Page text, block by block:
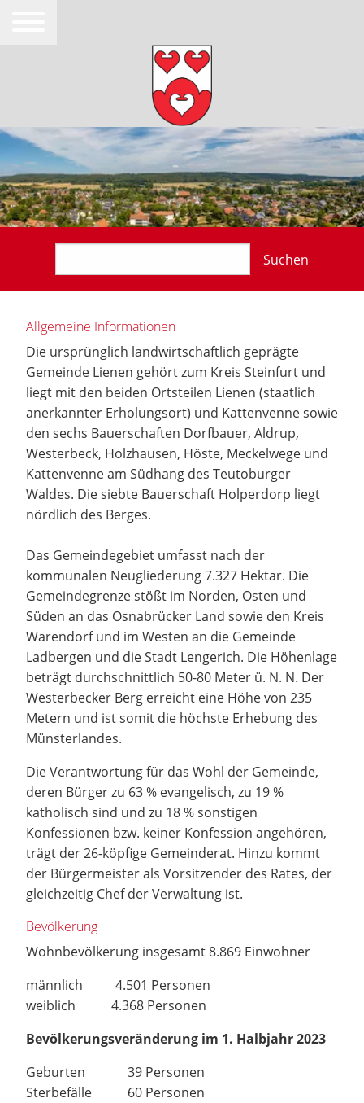
Suchen
Allgemeine Informationen
Die ursprünglich landwirtschaftlich geprägte
Gemeinde Lienen gehört zum Kreis Steinfurt und
liegt mit den beiden Ortsteilen Lienen (staatlich
anerkannter Erholungsort) und Kattenvenne sowie
den sechs Bauerschaften Dorfbauer, Aldrup,
Westerbeck, Holzhausen, Höste, Meckelwege und
Kattenvenne am Südhang des Teutoburger
Waldes. Die siebte Bauerschaft Holperdorp liegt
nördlich des Berges.
Das Gemeindegebiet umfasst nach der
kommunalen Neugliederung 7.327 Hektar. Die
Gemeindegrenze stößt im Norden, Osten und
Süden an das Osnabrücker Land sowie den Kreis
Warendorf und im Westen an die Gemeinde
Ladbergen und die Stadt Lengerich. Die Höhenlage
beträgt durchschnittlich 50-80 Meter ü. N. N. Der
Westerbecker Berg erreicht eine Höhe von 235
Metern und ist somit die höchste Erhebung des
Münsterlandes.
Die Verantwortung für das Wohl der Gemeinde,
deren Bürger zu 63 % evangelisch, zu 19 %
katholisch sind und zu 18 % sonstigen
Konfessionen bzw. keiner Konfession angehören,
trägt der 26-köpfige Gemeinderat. Hinzu kommt
der Bürgermeister als Vorsitzender des Rates, der
gleichzeitig Chef der Verwaltung ist.
Bevölkerung
Wohnbevölkerung insgesamt 8.869 Einwohner
männlich 4.501 Personen
weiblich 4.368 Personen
Bevölkerungsveränderung im 1. Halbjahr 2023
Geburten 39 Personen
Sterbefälle 60 Personen